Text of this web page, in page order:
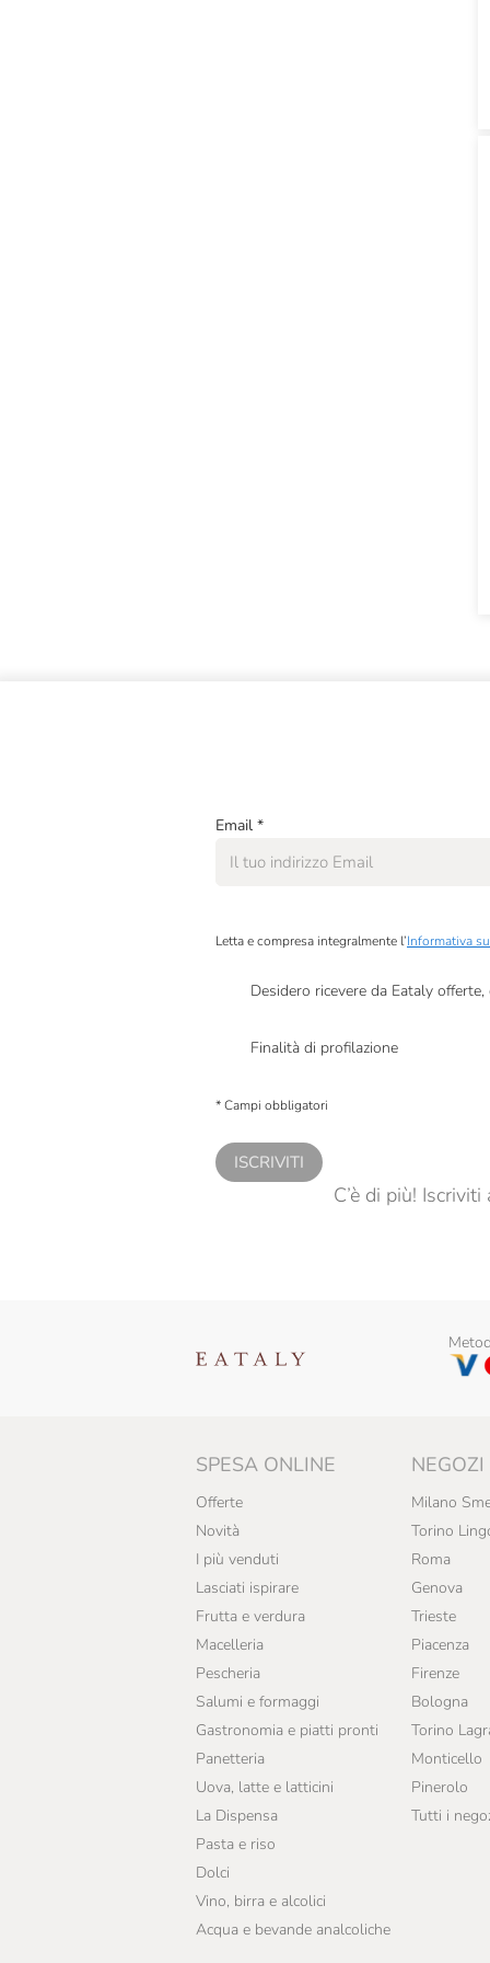
Email *
Letta e compresa integralmente l’Informativa
Desidero ricevere da Eataly
Finalità di profilazione
* Campi obbligatori
ISCRIVITI
C’è di più!
SPESA ONLINE
Offerte
Novità
I più venduti
Lasciati ispirare
Frutta e verdura
Macelleria
Pescheria
Salumi e formaggi
Gastronomia e piatti pronti
Panetteria
Uova, latte e latticini
La Dispensa
Pasta e riso
Dolci
Vino, birra e alcolici
Acqua e bevande analcoliche
NEGOZI
Milano
Torino
Roma
Genova
Trieste
Piacenza
Firenze
Bologna
Torino
Monticello
Pinerolo
Tutti i